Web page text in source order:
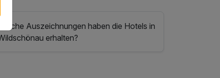
Welche Auszeichnungen haben die Hotels in
erhalten?